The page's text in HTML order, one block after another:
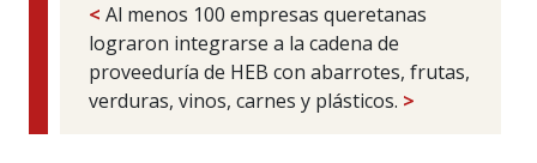
< Al menos 100 empresas queretanas
lograron integrarse a la cadena de
proveeduría de HEB con abarrotes, frutas,
verduras, vinos, carnes y plásticos. >